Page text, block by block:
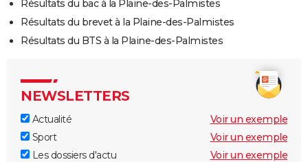
Résultats du bac à la Plaine-des-Palmistes
Résultats du brevet à la Plaine-des-Palmistes
Résultats du BTS à la Plaine-des-Palmistes
NEWSLETTERS
Actualité
Voir un exemple
Sport
Voir un exemple
Les dossiers d'actu
Voir un exemple